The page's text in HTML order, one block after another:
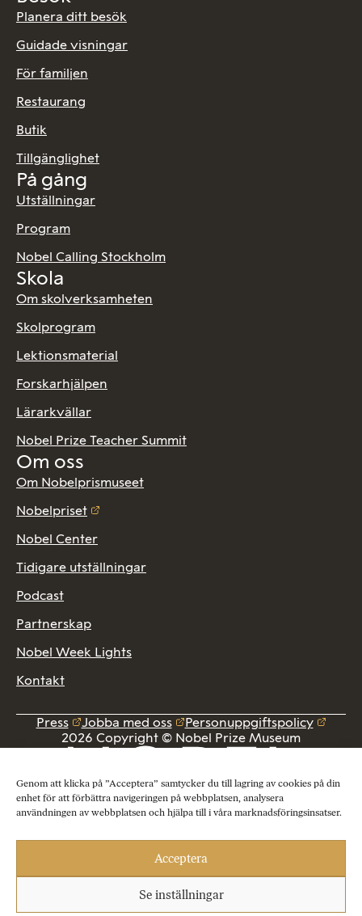
Genom att klicka på ”Acceptera” samtycker du till lagring av cookies på din
enhet för att förbättra navigeringen på webbplatsen, analysera
användningen av webbplatsen och hjälpa till i våra marknadsföringsinsatser.
Acceptera
Se inställningar
Planera ditt besök
Guidade visningar
För familjen
Restaurang
Butik
Tillgänglighet
På gång
Utställningar
Program
Nobel Calling Stockholm
Skola
Om skolverksamheten
Skolprogram
Lektionsmaterial
Forskarhjälpen
Lärarkvällar
Nobel Prize Teacher Summit
Om oss
Om Nobelprismuseet
Nobelpriset
Nobel Center
Tidigare utställningar
Podcast
Partnerskap
Nobel Week Lights
Kontakt
Press Jobba med oss
Personuppgiftspolicy
2026 Copyright © Nobel Prize Museum